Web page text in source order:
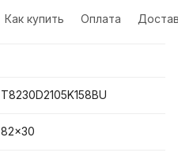
Как купить Оплата
T8230D2105K158BU
82x30